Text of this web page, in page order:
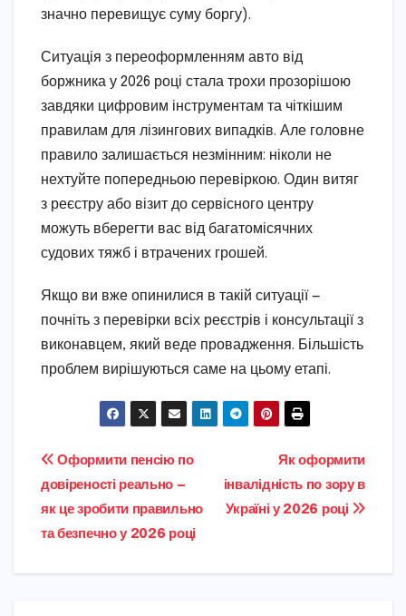
значно перевищує суму боргу).
Ситуація з переоформленням авто від
боржника у 2026 році стала трохи прозорішою
завдяки цифровим інструментам та чіткішим
правилам для лізингових випадків. Але головне
правило залишається незмінним: ніколи не
нехтуйте попередньою перевіркою. Один витяг
з реєстру або візит до сервісного центру
можуть вберегти вас від багатомісячних
судових тяжб і втрачених грошей.
Якщо ви вже опинилися в такій ситуації —
почніть з перевірки всіх реєстрів і консультації з
виконавцем, який веде провадження. Більшість
проблем вирішуються саме на цьому етапі.
Навігація
записів
Як оформити
інвалідність по зору в
Україні у 2026 році
Оформити пенсію по
довіреності реально —
як це зробити правильно
та безпечно у 2026 році